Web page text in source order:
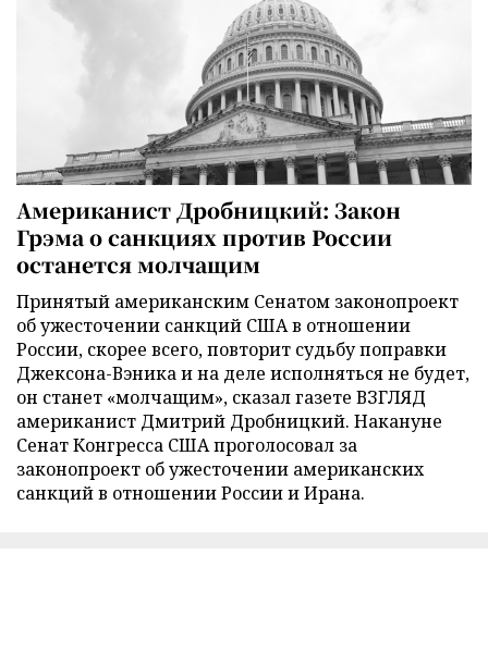
Американист Дробницкий: Закон
Грэма о санкциях против России
останется молчащим
Принятый американским Сенатом законопроект
об ужесточении санкций США в отношении
России, скорее всего, повторит судьбу поправки
Джексона-Вэника и на деле исполняться не будет,
он станет «молчащим», сказал газете ВЗГЛЯД
американист Дмитрий Дробницкий. Накануне
Сенат Конгресса США проголосовал за
законопроект об ужесточении американских
санкций в отношении России и Ирана.